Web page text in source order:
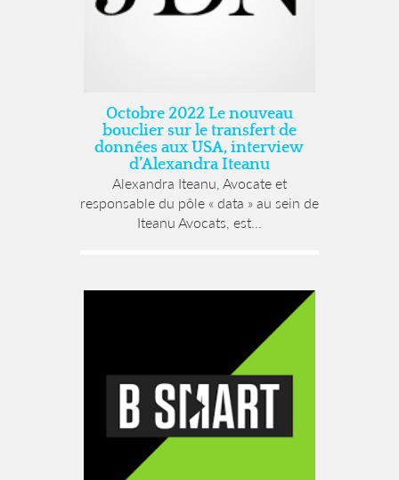
Octobre 2022 Le nouveau
bouclier sur le transfert de
données aux USA, interview
d’Alexandra Iteanu
Alexandra Iteanu, Avocate et
responsable du pôle « data » au sein de
Iteanu Avocats, est...